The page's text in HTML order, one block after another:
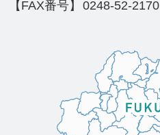
【FAX番号】 0248-52-2170